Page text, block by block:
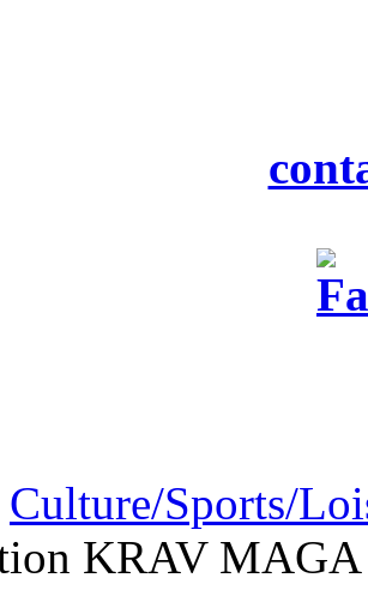
Culture/Sports/
KRAV MAGA